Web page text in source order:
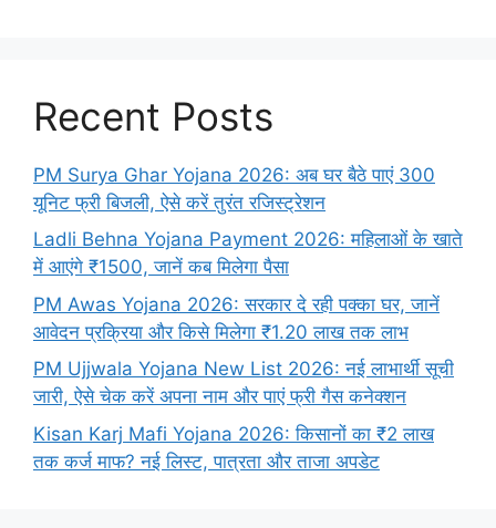
Recent Posts
PM Surya Ghar Yojana 2026: अब घर बैठे पाएं 300
यूनिट फ्री बिजली, ऐसे करें तुरंत रजिस्ट्रेशन
Ladli Behna Yojana Payment 2026: महिलाओं के खाते
में आएंगे ₹1500, जानें कब मिलेगा पैसा
PM Awas Yojana 2026: सरकार दे रही पक्का घर, जानें
आवेदन प्रक्रिया और किसे मिलेगा ₹1.20 लाख तक लाभ
PM Ujjwala Yojana New List 2026: नई लाभार्थी सूची
जारी, ऐसे चेक करें अपना नाम और पाएं फ्री गैस कनेक्शन
Kisan Karj Mafi Yojana 2026: किसानों का ₹2 लाख
तक कर्ज माफ? नई लिस्ट, पात्रता और ताजा अपडेट